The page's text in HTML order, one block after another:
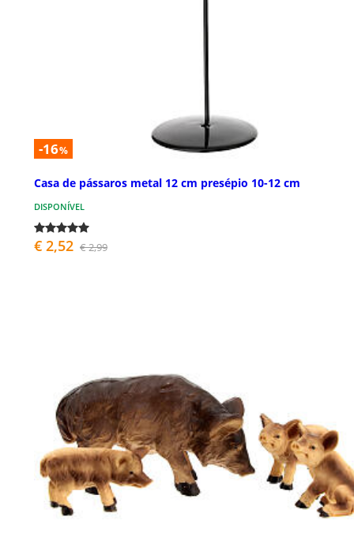
-16%
Casa de pássaros metal 12 cm presépio 10-12 cm
DISPONÍVEL
€ 2,52 € 2,99